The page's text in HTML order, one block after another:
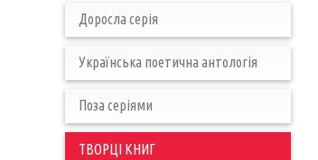
Доросла серія
Українська поетична антологія
Поза серіями
ТВОРЦІ КНИГ